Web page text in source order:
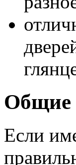
Общие
Если